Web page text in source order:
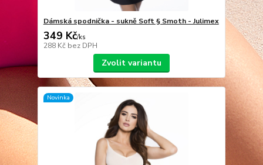
Dámská spodnička - sukně Soft § Smoth - Julimex
349 Kč/ks
288 Kč bez DPH
Zvolit variantu
Novinka